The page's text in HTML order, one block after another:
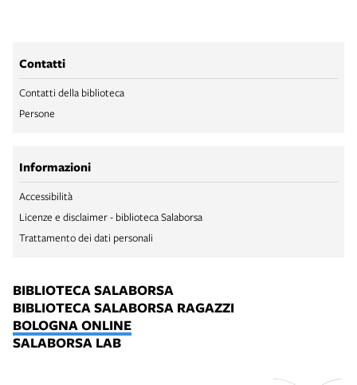
Contatti
Contatti della biblioteca
Persone
Informazioni
Accessibilità
Licenze e disclaimer - biblioteca Salaborsa
Trattamento dei dati personali
BIBLIOTECA SALABORSA
BIBLIOTECA SALABORSA RAGAZZI
BOLOGNA ONLINE
SALABORSA LAB